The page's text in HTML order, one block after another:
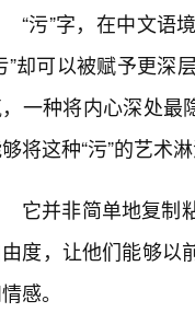
“污”字，在中文语
”却可以被赋予更深
一种将内心深处最
将这种“污”的艺术
它并非简单地复制
由度，让他们能够以
感。